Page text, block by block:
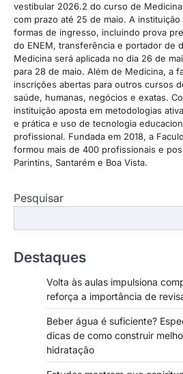
vestibular 2026.2 do curso de
com prazo até 25 de maio. A
formas de ingresso, incluindo prova
do ENEM, transferência e portador de
Medicina será aplicada no dia 26 de
para 28 de maio. Além de Medicina, a
inscrições abertas para outros cursos
saúde, humanas, negócios e exatas.
instituição aposta em metodologias
e prática e uso de tecnologia
profissional. Fundada em 2018, a
formou mais de 400 profissionais e
Parintins, Santarém e Boa Vista.
Pesquisar
Destaques
Volta às aulas impulsiona
reforça a importância de
Beber água é suficiente?
dicas de como construir
hidratação